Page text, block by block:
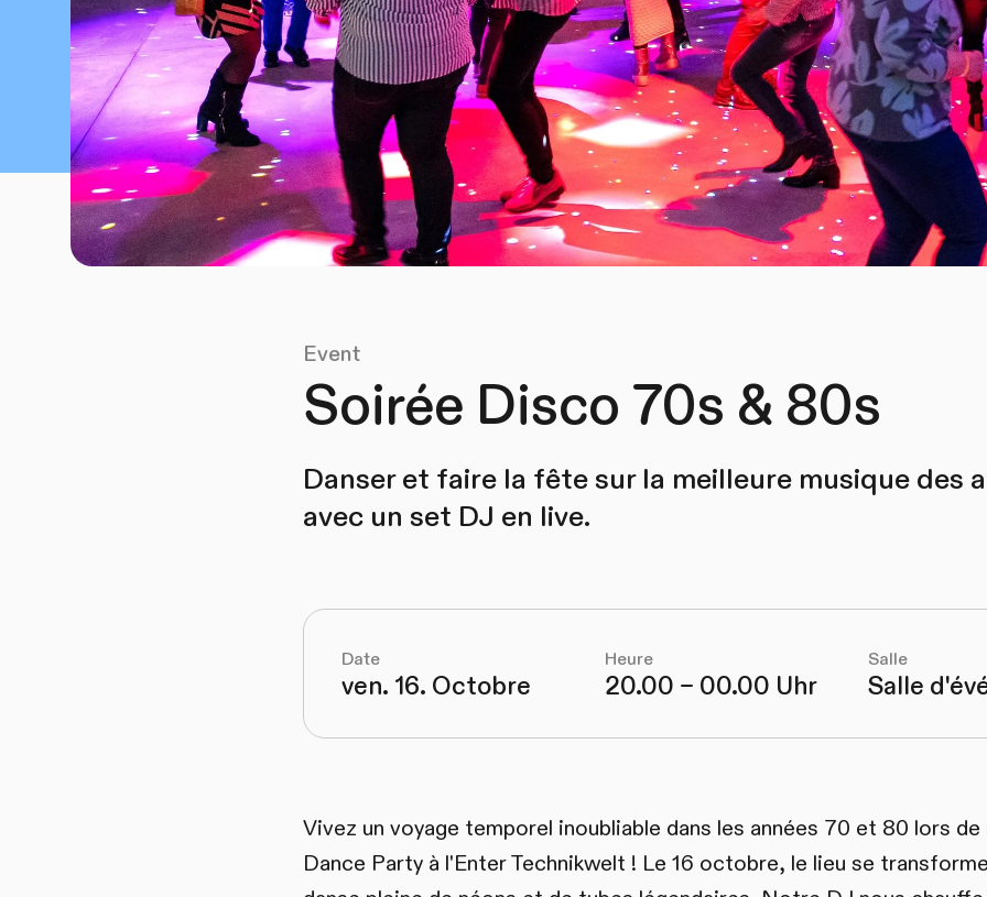
Event
Soirée Disco 70s & 80s
Danser et faire la fête sur la meilleure musique des
avec un set DJ en live.
Date
ven. 16. Octobre
Heure
20.00 – 00.00 Uhr
Salle
Salle
Vivez un voyage temporel inoubliable dans les années 70 et 80 lors
Dance Party à l'Enter Technikwelt ! Le 16 octobre, le lieu se